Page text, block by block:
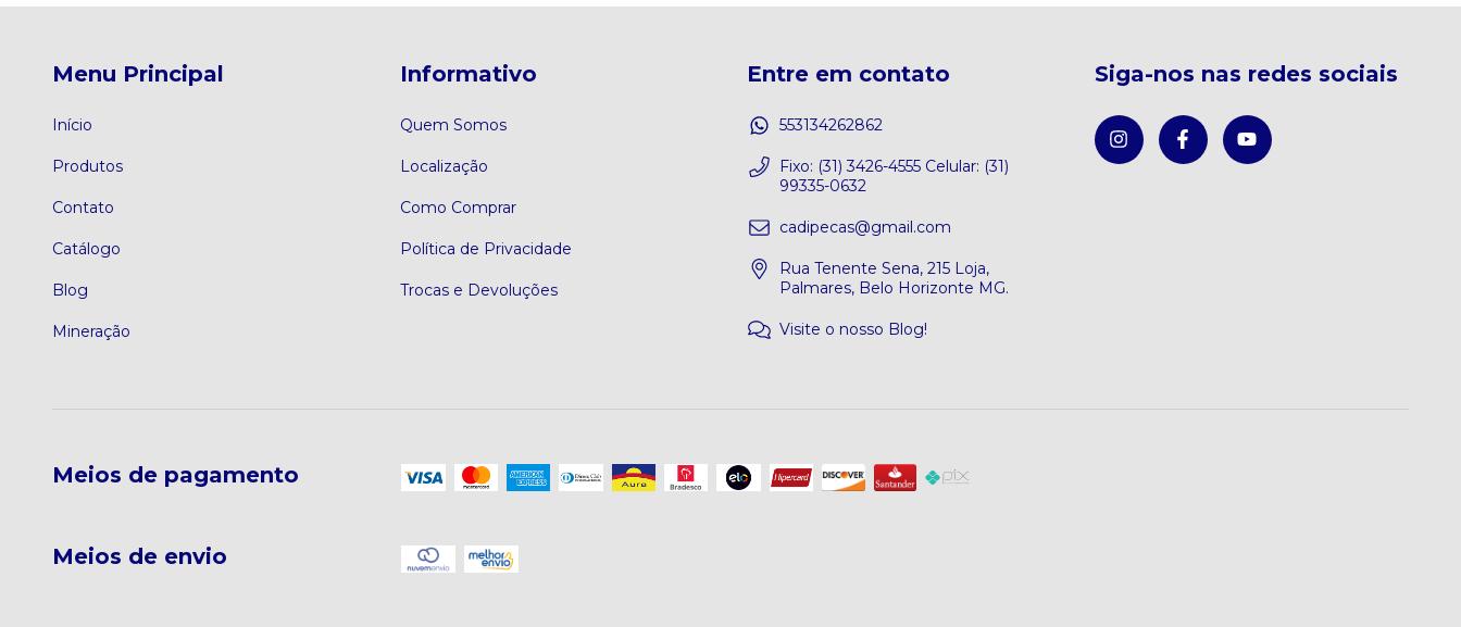
Menu Principal
Início
Produtos
Contato
Catálogo
Blog
Mineração
Informativo
Quem Somos
Localização
Como Comprar
Política de Privacidade
Trocas e Devoluções
Entre em contato
553134262862
Fixo: (31) 3426-4555 Celular: (31)
99335-0632
cadipecas@gmail.com
Rua Tenente Sena, 215 Loja,
Palmares, Belo Horizonte MG.
Visite o nosso Blog!
Siga-nos nas redes sociais
Meios de pagamento
Meios de envio